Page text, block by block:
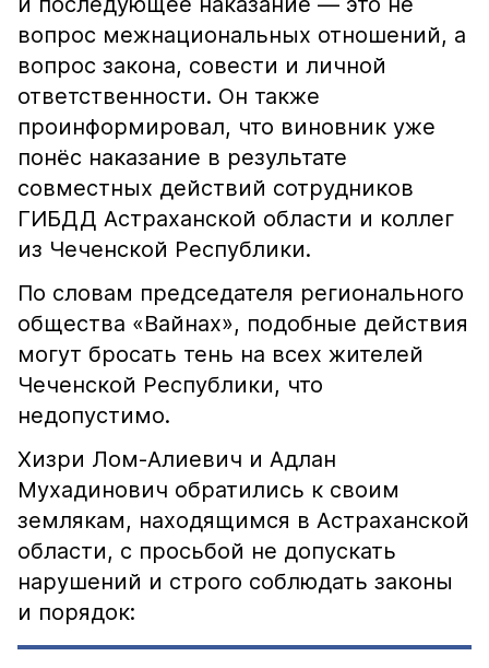
вопрос межнациональных отношений, а
вопрос закона, совести и личной
ответственности. Он также
проинформировал, что виновник уже
понёс наказание в результате
совместных действий сотрудников
ГИБДД Астраханской области и коллег
из Чеченской Республики.
По словам председателя регионального
общества «Вайнах», подобные действия
могут бросать тень на всех жителей
Чеченской Республики, что
недопустимо.
Хизри Лом-Алиевич и Адлан
Мухадинович обратились к своим
землякам, находящимся в Астраханской
области, с просьбой не допускать
нарушений и строго соблюдать законы
и порядок: